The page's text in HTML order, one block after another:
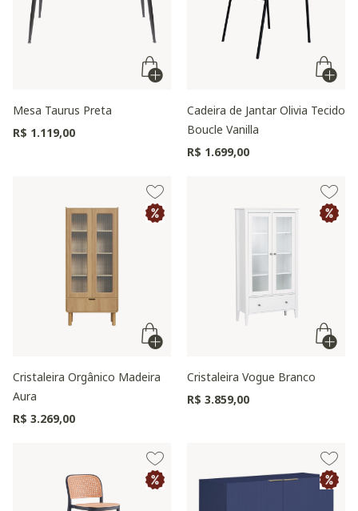
Mesa Taurus Preta
R$ 1.119,00
Cadeira de Jantar Olivia Tecido
Boucle Vanilla
R$ 1.699,00
Cristaleira Orgânico Madeira
Aura
R$ 3.269,00
Cristaleira Vogue Branco
R$ 3.859,00